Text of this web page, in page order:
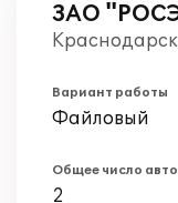
ЗАО
Вариант работы
Файловый
Общее число
2